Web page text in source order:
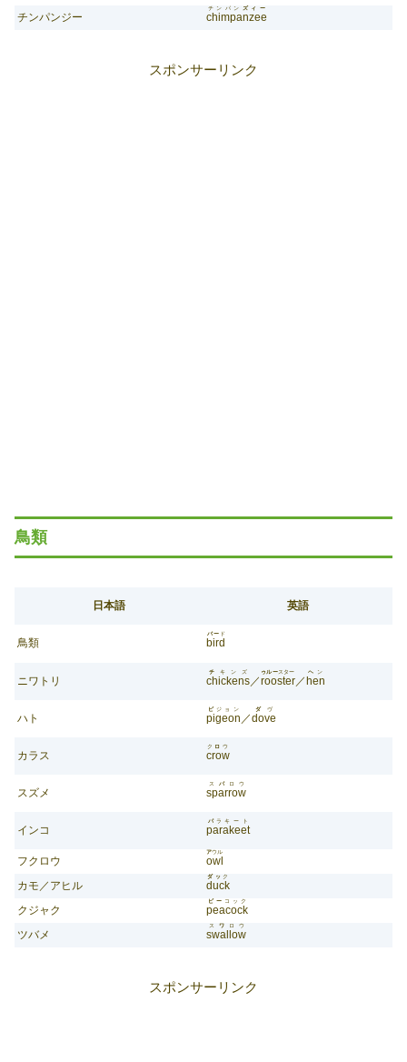
チンパンジー chimpanzee
チンパン ズィー
スポンサーリンク
鳥類
日本語 英語
鳥類 bird
バー ド
ニワトリ chickens
チ キンズ
／rooster
ゥルースター
／ hen
ヘ ン
ハト pigeon
ピ ジョン
／dove
ダ ヴ
カラス crow
ク ロウ
スズメ sparrow
ス パ ロウ
インコ parakeet
パ ラキート
フクロウ owl
アウル
カモ／アヒル duck
ダッ ク
クジャク peacock
ピー コック
ツバメ swallow
ス ワ ロウ
スポンサーリンク